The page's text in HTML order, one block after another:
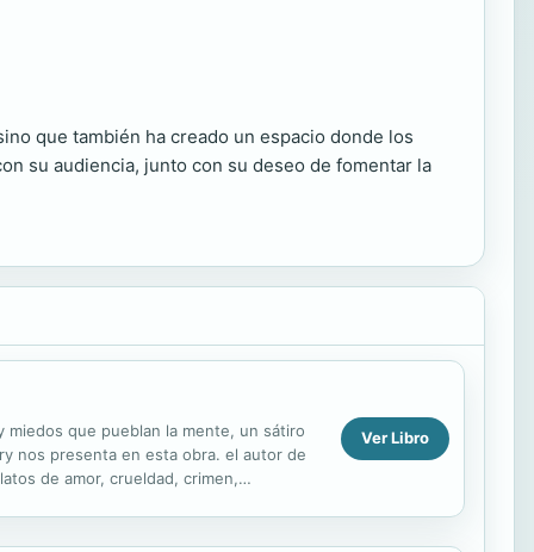
que también ha creado un espacio donde los
su audiencia, junto con su deseo de fomentar la
que pueblan la mente, un sátiro
nos presenta en esta obra. el autor de
de amor, crueldad, crimen,
Ver Libro